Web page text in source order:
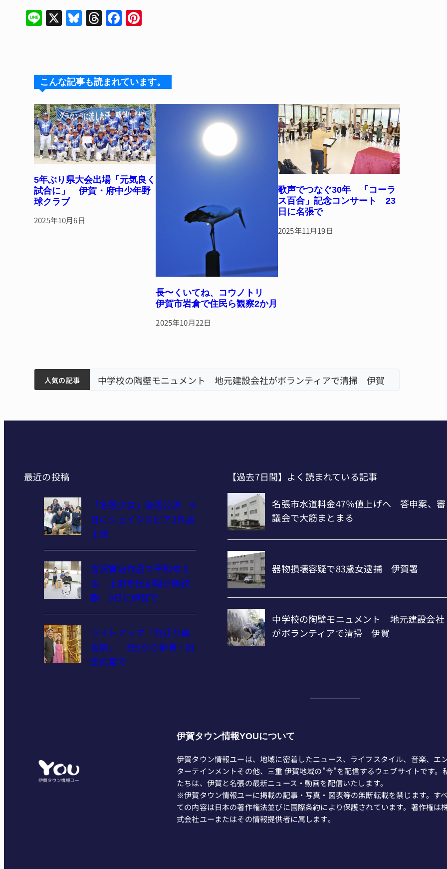
Li X Bl
k
y
T
d
s
F
b
o
o
k
st
こんな記事も読まれています。
5年ぶり県大会出場「元気良く
試合に」 伊賀・府中少年野
球クラブ
2025年10月6日
長〜くいてね、コウノトリ
伊賀市岩倉で住民ら観察2か月
2025年10月22日
歌声でつなぐ30年 「コーラ
ス百合」記念コンサート 23
日に名張で
2025年11月19日
人気の記事
ランティアで清掃 伊賀 名張市立病院のDMAT、熊本地震の被災地へ 能登以来3回目の派遣
最近の投稿
「名張少女」復活公演 9
日にシェイクスピア2作品
上演
宮沢賢治作品で平和考え
る 上野市民劇場が朗読
劇 9日に伊賀で
ライトアップ「竹灯り幽
玄祭」 8日から伊賀・旧
崇広堂で
【過去7日間】よく読まれている記事
伊賀タウン情報YOUについて
伊賀タウン情報ユーは、地域に密着したニュース、ライフスタイル、音楽、エ
ターテインメントその他、三重 伊賀地域の"今"を配信するウェブサイトです。
たちは、伊賀と名張の最新ニュース・動画を配信いたします。
※伊賀タウン情報ユーに掲載の記事・写真・図表等の無断転載を禁じます。すべ
ての内容は日本の著作権法並びに国際条約により保護されています。著作権は
式会社ユーまたはその情報提供者に属します。